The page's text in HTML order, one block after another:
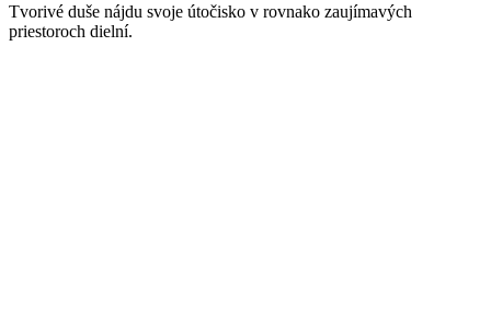
Tvorivé duše nájdu svoje útočisko v rovnako zaujímavých
priestoroch dielní.